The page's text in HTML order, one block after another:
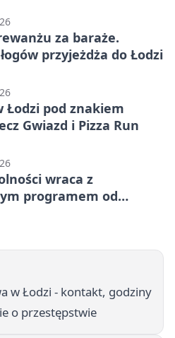
za baraże.
przyjeżdża do Łodzi
Łodzi pod znakiem
Gwiazd i Pizza Run
wraca z
programem od
w Łodzi - kontakt, godziny
o przestępstwie